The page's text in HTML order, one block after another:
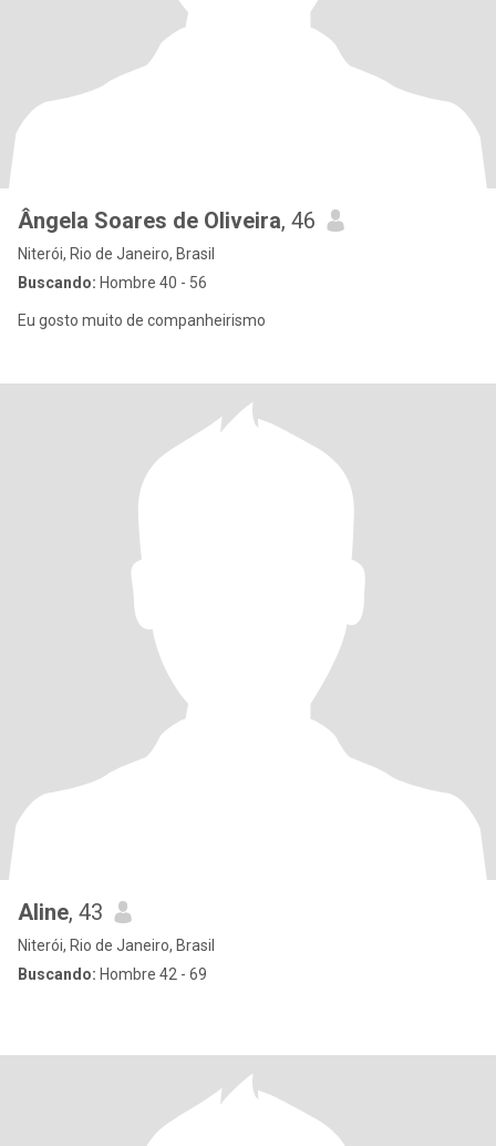
Ângela Soares de Oliveira, 46
Niterói, Rio de Janeiro, Brasil
Buscando: Hombre 40 - 56
Eu gosto muito de companheirismo
Aline, 43
Niterói, Rio de Janeiro, Brasil
Buscando: Hombre 42 - 69